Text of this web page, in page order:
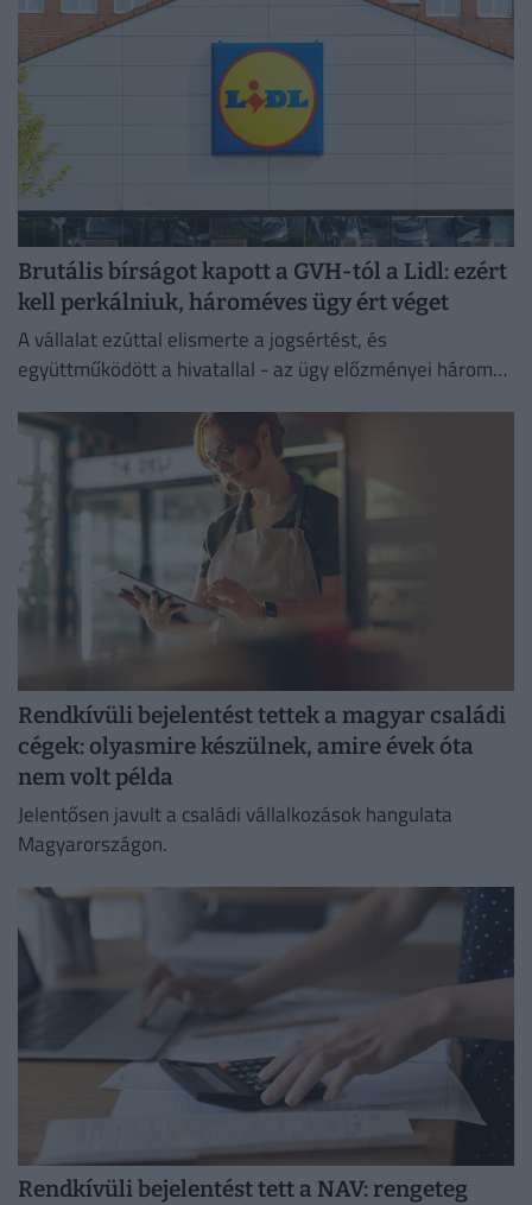
Brutális bírságot kapott a GVH-tól a Lidl: ezért
kell perkálniuk, hároméves ügy ért véget
A vállalat ezúttal elismerte a jogsértést, és
együttműködött a hivatallal - az ügy előzményei három
Rendkívüli bejelentést tettek a magyar családi
cégek: olyasmire készülnek, amire évek óta
nem volt példa
Jelentősen javult a családi vállalkozások hangulata
Magyarországon.
Rendkívüli bejelentést tett a NAV: rengeteg